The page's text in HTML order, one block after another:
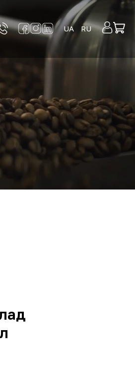
UA RU